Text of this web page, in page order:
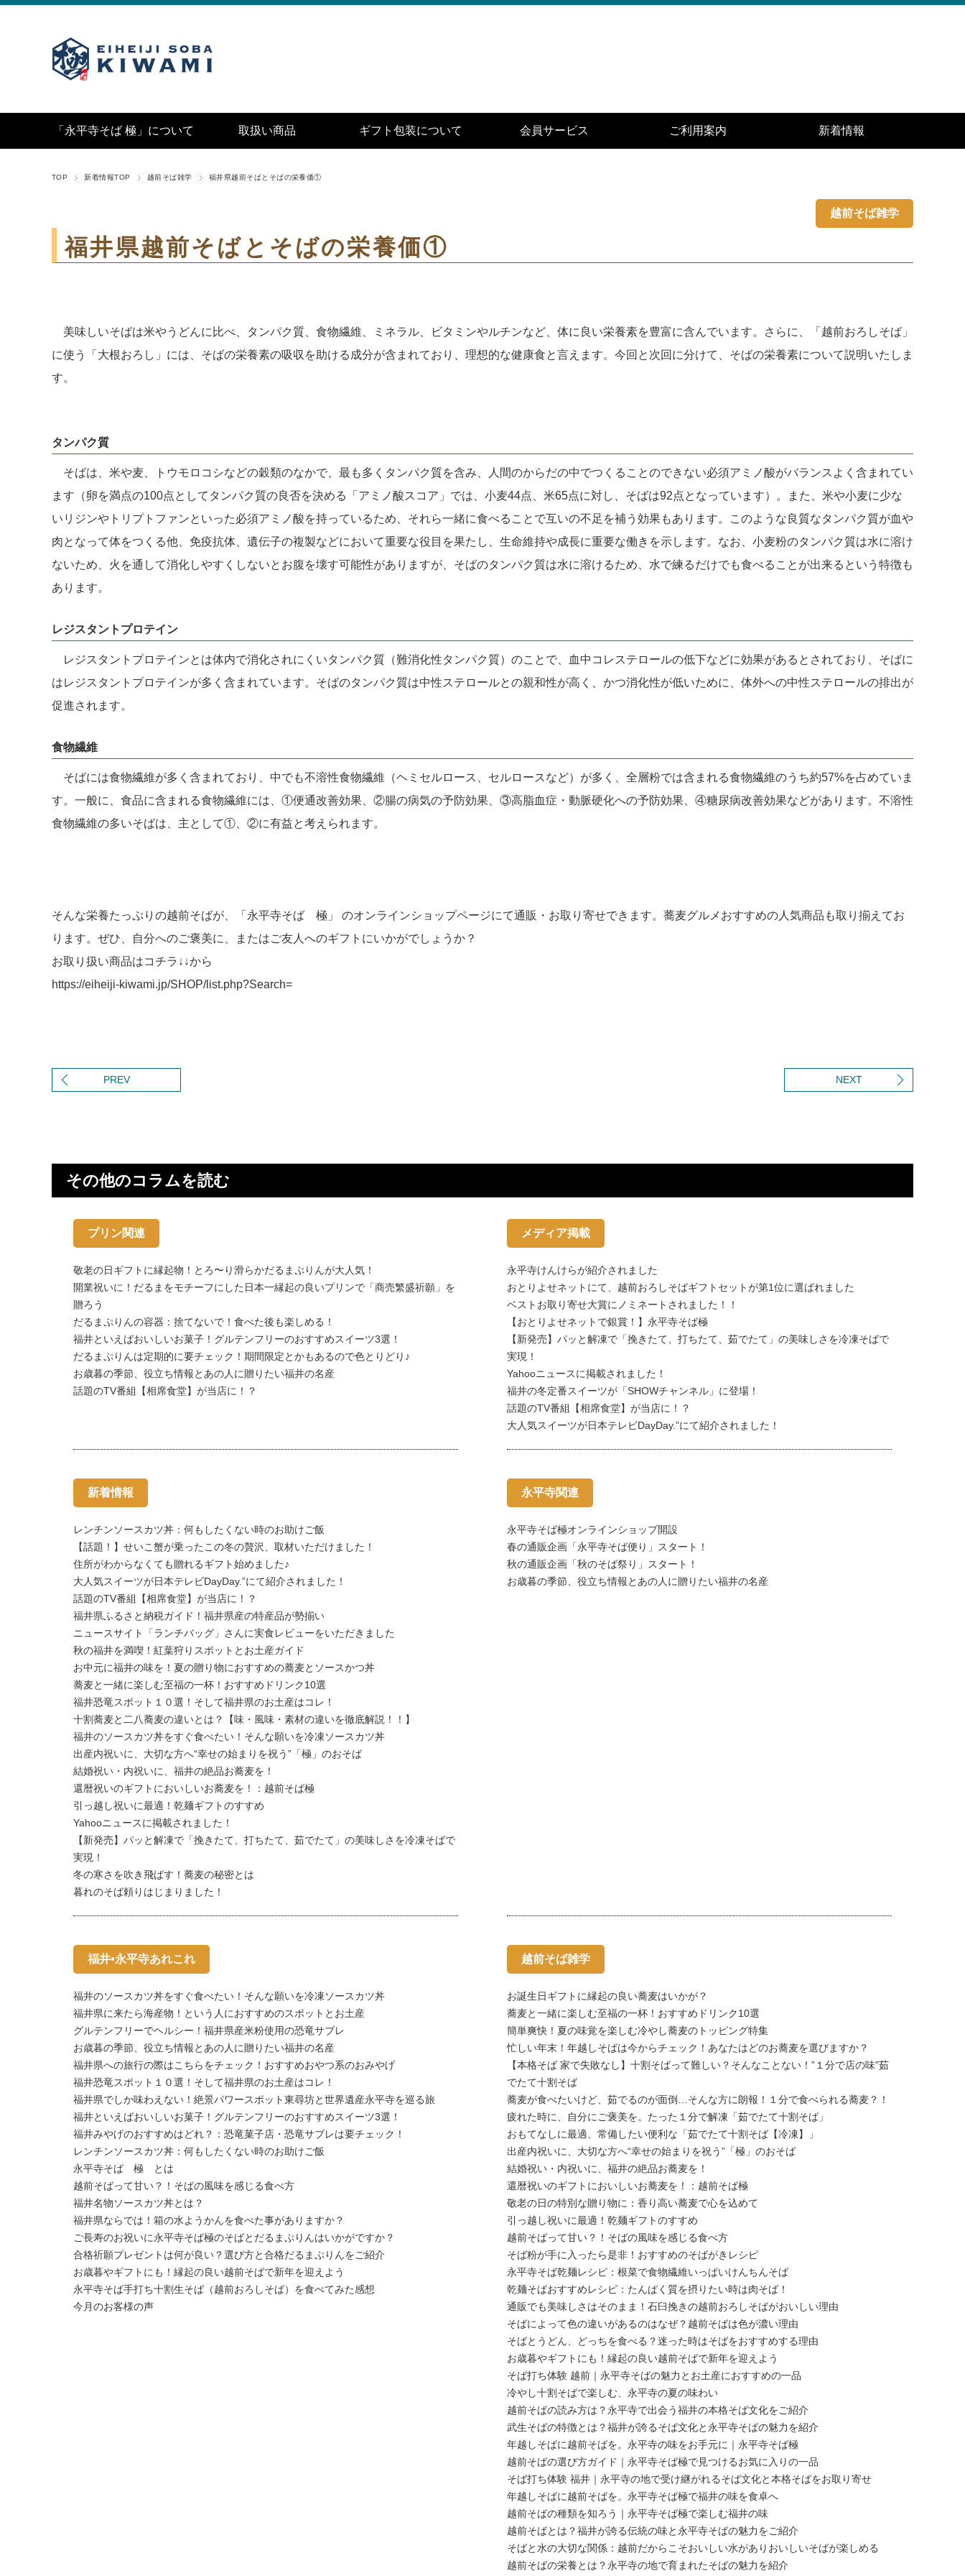
「永平寺そば 極」について 取扱い商品 ギフト包装について 会員サービス ご利用案内 新着情報
TOP 新着情報TOP 越前そば雑学 福井県越前そばとそばの栄養価①
越前そば雑学
福井県越前そばとそばの栄養価①
美味しいそばは米やうどんに比べ、タンパク質、食物繊維、ミネラル、ビタミンやルチンなど、体に良い栄養素を豊富に含んでいます。さらに、「越前おろしそば」
に使う「大根おろし」には、そばの栄養素の吸収を助ける成分が含まれており、理想的な健康食と言えます。今回と次回に分けて、そばの栄養素について説明いたしま
す。
タンパク質
そばは、米や麦、トウモロコシなどの穀類のなかで、最も多くタンパク質を含み、人間のからだの中でつくることのできない必須アミノ酸がバランスよく含まれてい
ます（卵を満点の100点としてタンパク質の良否を決める「アミノ酸スコア」では、小麦44点、米65点に対し、そばは92点となっています）。また、米や小麦に少な
いリジンやトリプトファンといった必須アミノ酸を持っているため、それら一緒に食べることで互いの不足を補う効果もあります。このような良質なタンパク質が血や
肉となって体をつくる他、免疫抗体、遺伝子の複製などにおいて重要な役目を果たし、生命維持や成長に重要な働きを示します。なお、小麦粉のタンパク質は水に溶け
ないため、火を通して消化しやすくしないとお腹を壊す可能性がありますが、そばのタンパク質は水に溶けるため、水で練るだけでも食べることが出来るという特徴も
あります。
レジスタントプロテイン
レジスタントプロテインとは体内で消化されにくいタンパク質（難消化性タンパク質）のことで、血中コレステロールの低下などに効果があるとされており、そばに
はレジスタントプロテインが多く含まれています。そばのタンパク質は中性ステロールとの親和性が高く、かつ消化性が低いために、体外への中性ステロールの排出が
促進されます。
食物繊維
そばには食物繊維が多く含まれており、中でも不溶性食物繊維（ヘミセルロース、セルロースなど）が多く、全層粉では含まれる食物繊維のうち約57%を占めていま
す。一般に、食品に含まれる食物繊維には、①便通改善効果、②腸の病気の予防効果、③高脂血症・動脈硬化への予防効果、④糖尿病改善効果などがあります。不溶性
食物繊維の多いそばは、主として①、②に有益と考えられます。
そんな栄養たっぷりの越前そばが、「永平寺そば 極」 のオンラインショップページにて通販・お取り寄せできます。蕎麦グルメおすすめの人気商品も取り揃えてお
ります。ぜひ、自分へのご褒美に、またはご友人へのギフトにいかがでしょうか？
お取り扱い商品はコチラ↓↓から
https://eiheiji-kiwami.jp/SHOP/list.php?Search=
PREV NEXT
その他のコラムを読む
プリン関連
敬老の日ギフトに縁起物！とろ〜り滑らかだるまぷりんが大人気！
開業祝いに！だるまをモチーフにした日本一縁起の良いプリンで「商売繁盛祈願」を
贈ろう
だるまぷりんの容器：捨てないで！食べた後も楽しめる！
福井といえばおいしいお菓子！グルテンフリーのおすすめスイーツ3選！
だるまぷりんは定期的に要チェック！期間限定とかもあるので色とりどり♪
お歳暮の季節、役立ち情報とあの人に贈りたい福井の名産
話題のTV番組【相席食堂】が当店に！？
メディア掲載
永平寺けんけらが紹介されました
おとりよせネットにて、越前おろしそばギフトセットが第1位に選ばれました
ベストお取り寄せ大賞にノミネートされました！！
【おとりよせネットで銀賞！】永平寺そば極
【新発売】パッと解凍で「挽きたて、打ちたて、茹でたて」の美味しさを冷凍そばで
実現！
Yahooニュースに掲載されました！
福井の冬定番スイーツが「SHOWチャンネル」に登場！
話題のTV番組【相席食堂】が当店に！？
大人気スイーツが日本テレビDayDay.”にて紹介されました！
新着情報
レンチンソースカツ丼：何もしたくない時のお助けご飯
【話題！】せいこ蟹が乗ったこの冬の贅沢、取材いただけました！
住所がわからなくても贈れるギフト始めました♪
大人気スイーツが日本テレビDayDay.”にて紹介されました！
話題のTV番組【相席食堂】が当店に！？
福井県ふるさと納税ガイド！福井県産の特産品が勢揃い
ニュースサイト「ランチバッグ」さんに実食レビューをいただきました
秋の福井を満喫！紅葉狩りスポットとお土産ガイド
お中元に福井の味を！夏の贈り物におすすめの蕎麦とソースかつ丼
蕎麦と一緒に楽しむ至福の一杯！おすすめドリンク10選
福井恐竜スポット１０選！そして福井県のお土産はコレ！
十割蕎麦と二八蕎麦の違いとは？【味・風味・素材の違いを徹底解説！！】
福井のソースカツ丼をすぐ食べたい！そんな願いを冷凍ソースカツ丼
出産内祝いに、大切な方へ“幸せの始まりを祝う”「極」のおそば
結婚祝い・内祝いに、福井の絶品お蕎麦を！
還暦祝いのギフトにおいしいお蕎麦を！：越前そば極
引っ越し祝いに最適！乾麺ギフトのすすめ
Yahooニュースに掲載されました！
【新発売】パッと解凍で「挽きたて、打ちたて、茹でたて」の美味しさを冷凍そばで
実現！
冬の寒さを吹き飛ばす！蕎麦の秘密とは
暮れのそば頼りはじまりました！
永平寺関連
永平寺そば極オンラインショップ開設
春の通販企画「永平寺そば便り」スタート！
秋の通販企画「秋のそば祭り」スタート！
お歳暮の季節、役立ち情報とあの人に贈りたい福井の名産
福井•永平寺あれこれ
福井のソースカツ丼をすぐ食べたい！そんな願いを冷凍ソースカツ丼
福井県に来たら海産物！という人におすすめのスポットとお土産
グルテンフリーでヘルシー！福井県産米粉使用の恐竜サブレ
お歳暮の季節、役立ち情報とあの人に贈りたい福井の名産
福井県への旅行の際はこちらをチェック！おすすめおやつ系のおみやげ
福井恐竜スポット１０選！そして福井県のお土産はコレ！
福井県でしか味わえない！絶景パワースポット東尋坊と世界遺産永平寺を巡る旅
福井といえばおいしいお菓子！グルテンフリーのおすすめスイーツ3選！
福井みやげのおすすめはどれ？：恐竜菓子店・恐竜サブレは要チェック！
レンチンソースカツ丼：何もしたくない時のお助けご飯
永平寺そば 極 とは
越前そばって甘い？！そばの風味を感じる食べ方
福井名物ソースカツ丼とは？
福井県ならでは！箱の水ようかんを食べた事がありますか？
ご長寿のお祝いに永平寺そば極のそばとだるまぷりんはいかがですか？
合格祈願プレゼントは何が良い？選び方と合格だるまぷりんをご紹介
お歳暮やギフトにも！縁起の良い越前そばで新年を迎えよう
永平寺そば手打ち十割生そば（越前おろしそば）を食べてみた感想
今月のお客様の声
越前そば雑学
お誕生日ギフトに縁起の良い蕎麦はいかが？
蕎麦と一緒に楽しむ至福の一杯！おすすめドリンク10選
簡単爽快！夏の味覚を楽しむ冷やし蕎麦のトッピング特集
忙しい年末！年越しそばは今からチェック！あなたはどのお蕎麦を選びますか？
【本格そば 家で失敗なし】十割そばって難しい？そんなことない！”１分で店の味”茹
でたて十割そば
蕎麦が食べたいけど、茹でるのが面倒…そんな方に朗報！１分で食べられる蕎麦？！
疲れた時に、自分にご褒美を。たった１分で解凍「茹でたて十割そば」
おもてなしに最適、常備したい便利な「茹でたて十割そば【冷凍】」
出産内祝いに、大切な方へ“幸せの始まりを祝う”「極」のおそば
結婚祝い・内祝いに、福井の絶品お蕎麦を！
還暦祝いのギフトにおいしいお蕎麦を！：越前そば極
敬老の日の特別な贈り物に：香り高い蕎麦で心を込めて
引っ越し祝いに最適！乾麺ギフトのすすめ
越前そばって甘い？！そばの風味を感じる食べ方
そば粉が手に入ったら是非！おすすめのそばがきレシピ
永平寺そば乾麺レシピ：根菜で食物繊維いっぱいけんちんそば
乾麺そばおすすめレシピ：たんぱく質を摂りたい時は肉そば！
通販でも美味しさはそのまま！石臼挽きの越前おろしそばがおいしい理由
そばによって色の違いがあるのはなぜ？越前そばは色が濃い理由
そばとうどん、どっちを食べる？迷った時はそばをおすすめする理由
お歳暮やギフトにも！縁起の良い越前そばで新年を迎えよう
そば打ち体験 越前｜永平寺そばの魅力とお土産におすすめの一品
冷やし十割そばで楽しむ、永平寺の夏の味わい
越前そばの読み方は？永平寺で出会う福井の本格そば文化をご紹介
武生そばの特徴とは？福井が誇るそば文化と永平寺そばの魅力を紹介
年越しそばに越前そばを。永平寺の味をお手元に｜永平寺そば極
越前そばの選び方ガイド｜永平寺そば極で見つけるお気に入りの一品
そば打ち体験 福井｜永平寺の地で受け継がれるそば文化と本格そばをお取り寄せ
年越しそばに越前そばを。永平寺そば極で福井の味を食卓へ
越前そばの種類を知ろう｜永平寺そば極で楽しむ福井の味
越前そばとは？福井が誇る伝統の味と永平寺そばの魅力をご紹介
そばと水の大切な関係：越前だからこそおいしい水がありおいしいそばが楽しめる
越前そばの栄養とは？永平寺の地で育まれたそばの魅力を紹介